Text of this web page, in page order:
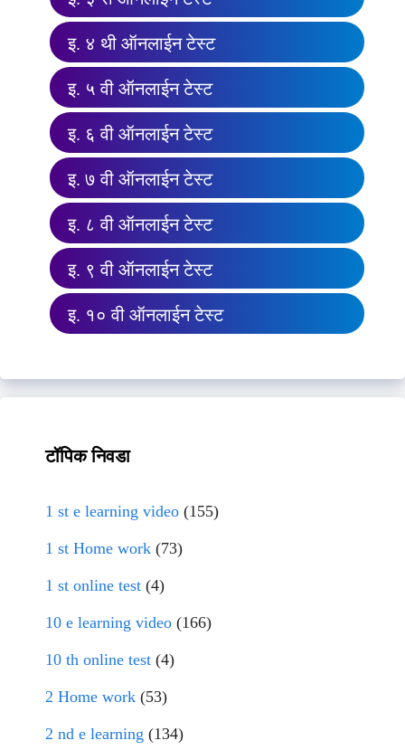
इ. ४ थी ऑनलाईन टेस्ट
इ. ५ वी ऑनलाईन टेस्ट
इ. ६ वी ऑनलाईन टेस्ट
इ. ७ वी ऑनलाईन टेस्ट
इ. ८ वी ऑनलाईन टेस्ट
इ. ९ वी ऑनलाईन टेस्ट
इ. १० वी ऑनलाईन टेस्ट
टॉपिक निवडा
1 st e learning video (155)
1 st Home work (73)
1 st online test (4)
10 e learning video (166)
10 th online test (4)
2 Home work (53)
2 nd e learning (134)